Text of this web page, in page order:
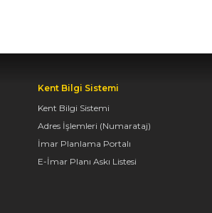
KOMEK VE
Kent Bilgi Sistemi
Kent Bilgi Sistemi
Adres İşlemleri (Numarataj)
İmar Planlama Portalı
E-İmar Planı Askı Listesi